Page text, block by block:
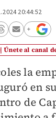
20:44:52
Únete al canal
la
en
de